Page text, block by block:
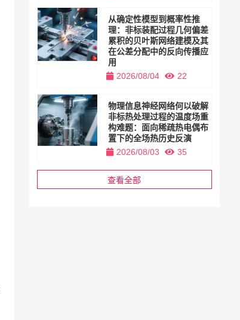
从确定性模型到概率性推
理：非标装配过程几何偏差
累积的贝叶斯网络建模及其
在公差分配中的反向传播应
用
2026/08/04
22
物理信息神经网络何以破解
非标热处理过程的温度场重
构难题：面向稀疏热电偶布
置下的全场热历史反演
2026/08/03
35
查看全部